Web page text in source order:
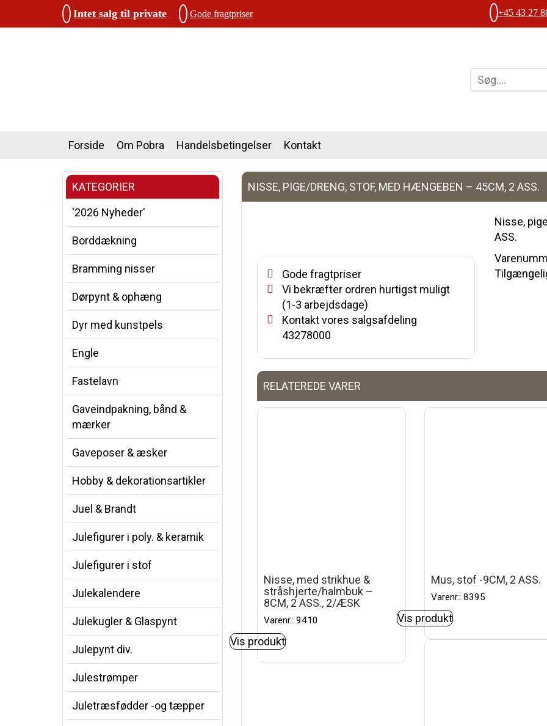
Intet salg til private Gode fragtpriser +45 43 27
Forside Om Pobra Handelsbetingelser Kontakt
KATEGORIER
'2026 Nyheder'
Borddækning
Bramming nisser
Dørpynt & ophæng
Dyr med kunstpels
Engle
Fastelavn
Gaveindpakning, bånd &
mærker
Gaveposer & æsker
Hobby & dekorationsartikler
Juel & Brandt
Julefigurer i poly. & keramik
Julefigurer i stof
Julekalendere
Julekugler & Glaspynt
Julepynt div.
Julestrømper
Juletræsfødder -og tæpper
NISSE, PIGE/DRENG, STOF, MED HÆNGEBEN – 45CM, 2 ASS.
Gode fragtpriser
Vi bekræfter ordren hurtigst muligt
(1-3 arbejdsdage)
Kontakt vores salgsafdeling
43278000
Nisse,
ASS.
RELATEREDE VARER
Nisse, med strikhue &
stråshjerte/halmbuk –
8CM, 2 ASS., 2/ÆSK
Varenr.: 9410
Vis produkt
Mus, stof -9CM, 2 ASS.
Varenr.: 8395
Vis produkt